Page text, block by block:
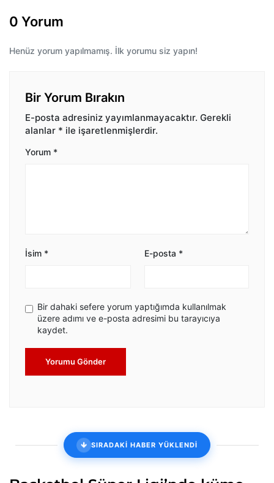
0 Yorum
Henüz yorum yapılmamış. İlk yorumu siz yapın!
Bir Yorum Bırakın
E-posta adresiniz yayımlanmayacaktır. Gerekli
alanlar * ile işaretlenmişlerdir.
Yorum *
İsim * E-posta *
Bir dahaki sefere yorum yaptığımda kullanılmak
üzere adımı ve e-posta adresimi bu tarayıcıya
kaydet.
Yorumu Gönder
SIRADAKİ HABER YÜKLENDİ